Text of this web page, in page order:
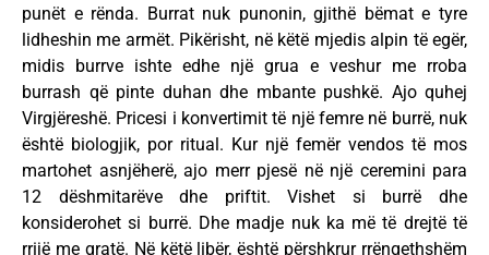
punët e rënda. Burrat nuk punonin, gjithë bëmat e tyre
lidheshin me armët. Pikërisht, në këtë mjedis alpin të egër,
midis burrve ishte edhe një grua e veshur me rroba
burrash që pinte duhan dhe mbante pushkë. Ajo quhej
Virgjëreshë. Pricesi i konvertimit të një femre në burrë, nuk
është biologjik, por ritual. Kur një femër vendos të mos
martohet asnjëherë, ajo merr pjesë në një ceremini para
12 dëshmitarëve dhe priftit. Vishet si burrë dhe
konsiderohet si burrë. Dhe madje nuk ka më të drejtë të
rrijë me gratë. Në këtë libër, është përshkrur rrënqethshëm